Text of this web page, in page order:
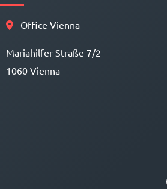
Office Vienna
Mariahilfer Straße 7/2
1060 Vienna